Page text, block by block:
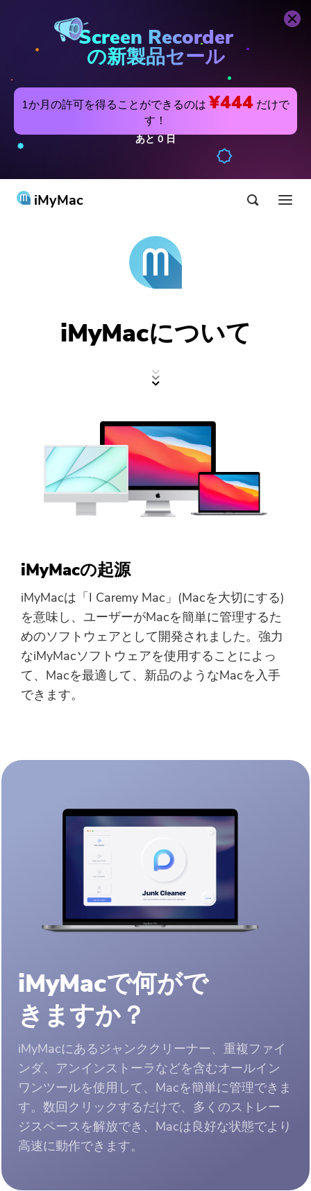
Screen Recorder
の新製品セール
1か月の許可を得ることができるのは ¥444 だけで
す！
あと0 日
iMyMac
PowerMyMac
Screen Recorder
PDFコンプレッサー
無料動画変換
無料動画エディタ
無料写真コンプレッサー
無料PDFコンプレッサー
iMyMacについて
iMyMacの起源
iMyMacは「I Caremy Mac」(Macを大切にする)
を意味し、ユーザーがMacを簡単に管理するた
めのソフトウェアとして開発されました。強力
なiMyMacソフトウェアを使用することによっ
て、Macを最適して、新品のようなMacを入手
できます。
iMyMacで何がで
きますか？
iMyMacにあるジャンククリーナー、重複ファイ
ンダ、アンインストーラなどを含むオールイン
ワンツールを使用して、Macを簡単に管理できま
す。数回クリックするだけで、多くのストレー
ジスペースを解放でき、Macは良好な状態でより
高速に動作できます。